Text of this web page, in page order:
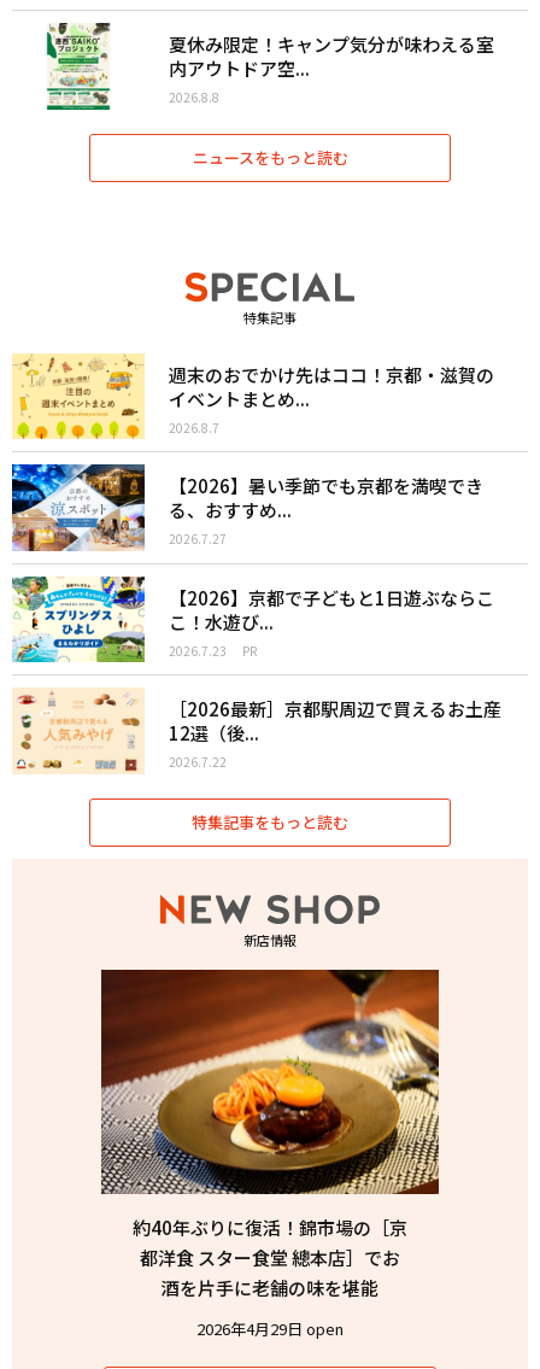
夏休み限定！キャンプ気分が味わえる室
内アウトドア空...
2026.8.8
ニュースをもっと読む
特集記事
週末のおでかけ先はココ！京都・滋賀の
イベントまとめ...
2026.8.7
【2026】暑い季節でも京都を満喫でき
る、おすすめ...
2026.7.27
【2026】京都で子どもと1日遊ぶならこ
こ！水遊び...
2026.7.23 PR
［2026最新］京都駅周辺で買えるお土産
12選（後...
2026.7.22
特集記事をもっと読む
新店情報
約40年ぶりに復活！錦市場の［京
都洋食 スター食堂 總本店］でお
酒を片手に老舗の味を堪能
2026年4月29日 open